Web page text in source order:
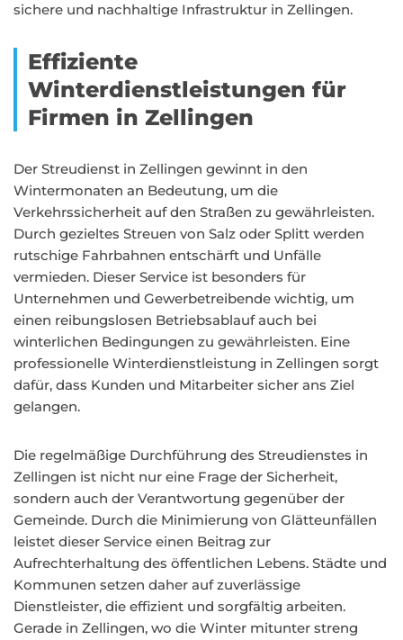
sichere und nachhaltige Infrastruktur in Zellingen.
Effiziente
Winterdienstleistungen für
Firmen in Zellingen
Der Streudienst in Zellingen gewinnt in den
Wintermonaten an Bedeutung, um die
Verkehrssicherheit auf den Straßen zu gewährleisten.
Durch gezieltes Streuen von Salz oder Splitt werden
rutschige Fahrbahnen entschärft und Unfälle
vermieden. Dieser Service ist besonders für
Unternehmen und Gewerbetreibende wichtig, um
einen reibungslosen Betriebsablauf auch bei
winterlichen Bedingungen zu gewährleisten. Eine
professionelle Winterdienstleistung in Zellingen sorgt
dafür, dass Kunden und Mitarbeiter sicher ans Ziel
gelangen.
Die regelmäßige Durchführung des Streudienstes in
Zellingen ist nicht nur eine Frage der Sicherheit,
sondern auch der Verantwortung gegenüber der
Gemeinde. Durch die Minimierung von Glätteunfällen
leistet dieser Service einen Beitrag zur
Aufrechterhaltung des öffentlichen Lebens. Städte und
Kommunen setzen daher auf zuverlässige
Dienstleister, die effizient und sorgfältig arbeiten.
Gerade in Zellingen, wo die Winter mitunter streng